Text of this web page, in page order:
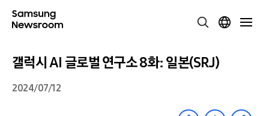
갤럭시 AI 글로벌 연구소 8화: 일본(SRJ)
2024/07/12